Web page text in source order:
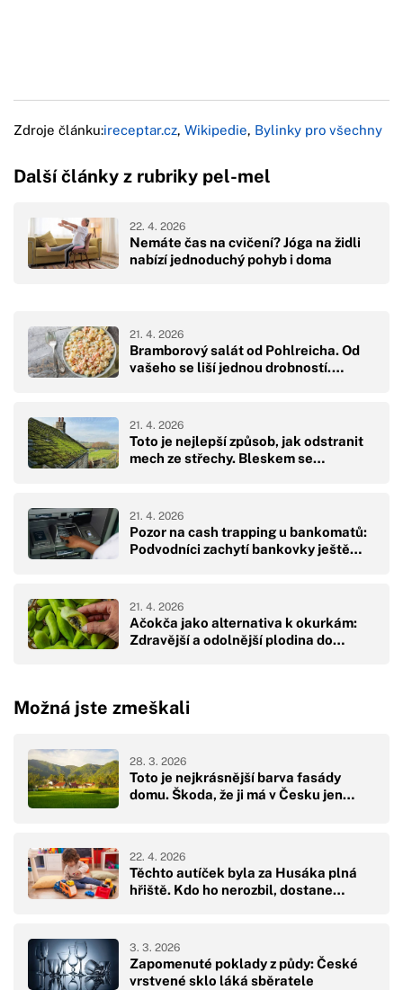
Zdroje článku:ireceptar.cz, Wikipedie, Bylinky pro všechny
Další články z rubriky pel-mel
Nemáte čas na cvičení? Jóga na židli
nabízí jednoduchý pohyb i doma
22. 4. 2026
Bramborový salát od Pohlreicha. Od
vašeho se liší jednou drobností.…
21. 4. 2026
Toto je nejlepší způsob, jak odstranit
mech ze střechy. Bleskem se…
21. 4. 2026
Pozor na cash trapping u bankomatů:
Podvodníci zachytí bankovky ještě…
21. 4. 2026
Ačokča jako alternativa k okurkám:
Zdravější a odolnější plodina do…
21. 4. 2026
Možná jste zmeškali
Toto je nejkrásnější barva fasády
domu. Škoda, že ji má v Česku jen…
28. 3. 2026
Těchto autíček byla za Husáka plná
hřiště. Kdo ho nerozbil, dostane…
22. 4. 2026
Zapomenuté poklady z půdy: České
vrstvené sklo láká sběratele
3. 3. 2026